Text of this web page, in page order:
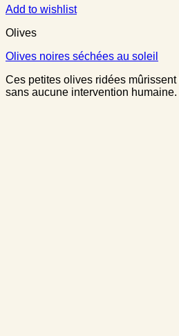
Add to wishlist
Olives
Olives noires séchées au soleil
Ces petites olives ridées
sans aucune intervention humaine.